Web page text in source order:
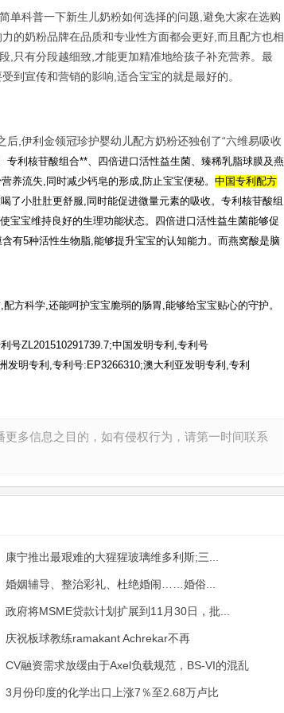
单科普一下新生儿奶粉如何选择的问题,避免大家在选购
的奶粉品牌在品质和专业性方面都会更好,而且配方也相
,只有分段越细致,才能更加精准地给孩子补充营养。最
到宣传和营销的影响,适合宝宝的就是最好的。
,伊利金领冠珍护婴幼儿配方奶粉还独创了“六维易吸收
专利核苷酸组合**、 四倍进口活性益生菌、臻稀乳脂球膜及燕
养流失,同时减少钙皂的形成,防止宝宝便秘。 中国专利配方
了小肚肚更舒服,同时能促进微量元素的吸收。专利核苷酸组
宝宝维持良好的生理功能状态。 四倍进口活性益生菌能够促
有5种活性生物脂,能够提升宝宝的认知能力。而燕窝酸是脑
方科学,还能呵护宝宝脆弱的肠胃,能够给宝宝贴心的守护。
号ZL201510291739.7;中国发明专利,专利号
发明专利,专利号:EP3266310;澳大利亚发明专利,专利
多信息之目的，如有侵权行为，请第一时间联系
康宁推出最艰难的大猩猩玻璃维多利斯;三...
婚姻辅导、整治彩礼、杜绝婚闹……婚俗...
政府将MSME贷款计划扩展到11月30日，批...
庆祝板球教练ramakant Achrekar不再
CV融资需求放缓由于Axel负载规范，BS-VI的混乱
3月份印度的化学出口上涨7％至2.68万卢比